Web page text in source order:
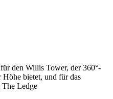
den Willis Tower, der 360°-
Höhe bietet, und für das
The Ledge